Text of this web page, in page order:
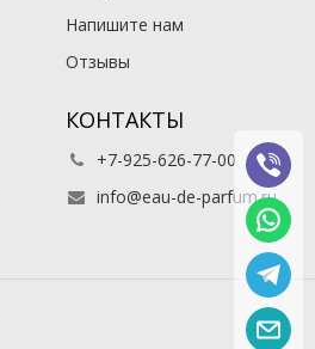
Напишите нам
Отзывы
КОНТАКТЫ
+7-925-626-77-00
info@eau-de-parfum.ru